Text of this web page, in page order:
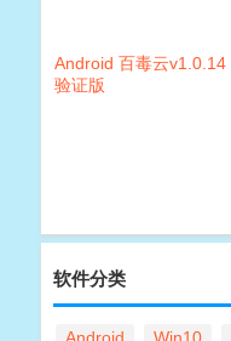
Android 百毒云v1.0.14
验证版
软件分类